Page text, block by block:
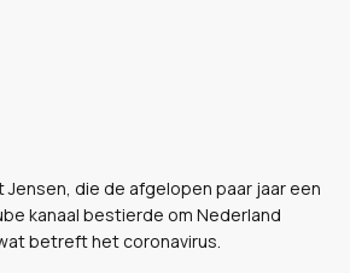
die de afgelopen paar jaar een
kanaal bestierde om Nederland
betreft het coronavirus.